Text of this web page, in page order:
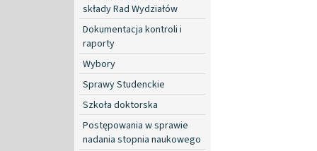
składy Rad Wydziałów
Dokumentacja kontroli i
raporty
Wybory
Sprawy Studenckie
Szkoła doktorska
Postępowania w sprawie
nadania stopnia naukowego